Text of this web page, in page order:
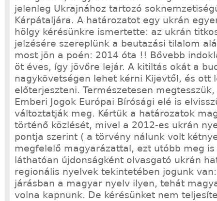
jelenleg Ukrajnához tartozó
Kárpátaljára. A határozatot egy ukrán
hölgy kérésünkre ismertette: az ukrán
jelzésére szereplünk a beutazási tilalom
most jön a poén: 2014 óta !! Bővebb
öt éves, így jövőre lejár. A kitiltás okát a
nagykövetségen lehet kérni Kijevtől, és ott
előterjeszteni. Természetesen
Emberi Jogok Európai Bírósági elé is
változtatják meg. Kértük a határozatok
történő közlését, mivel a 2012-es ukrán
pontja szerint ( a törvény nálunk volt
megfelelő magyarázattal, ezt utóbb meg
láthatóan újdonságként olvasgató ukrán
regionális nyelvek tekintetében jogunk
járásban a magyar nyelv ilyen, tehát
volna kapnunk. De kérésünket nem